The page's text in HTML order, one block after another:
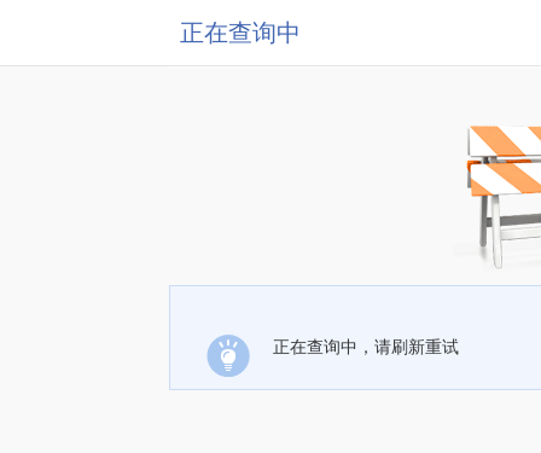
正在查询中
正在查询中，请刷新重试